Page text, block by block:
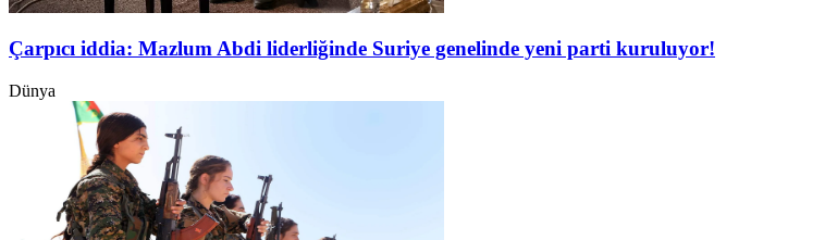
Çarpıcı iddia: Mazlum Abdi liderliğinde Suriye genelinde yeni parti kuruluyor!
Dünya